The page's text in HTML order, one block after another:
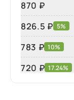
870 ₽
826.5 ₽ 5%
783 ₽ 10%
720 ₽ 17.24%